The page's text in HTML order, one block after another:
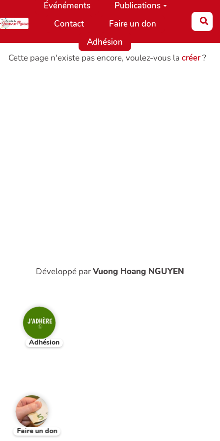
Aller au contenu principal
Événéments
Publications
Contact
Faire un don
Adhésion
Cette page n'existe pas encore, voulez-vous la créer?
Développé parVuong Hoang NGUYEN
Adhésion
Faire un don